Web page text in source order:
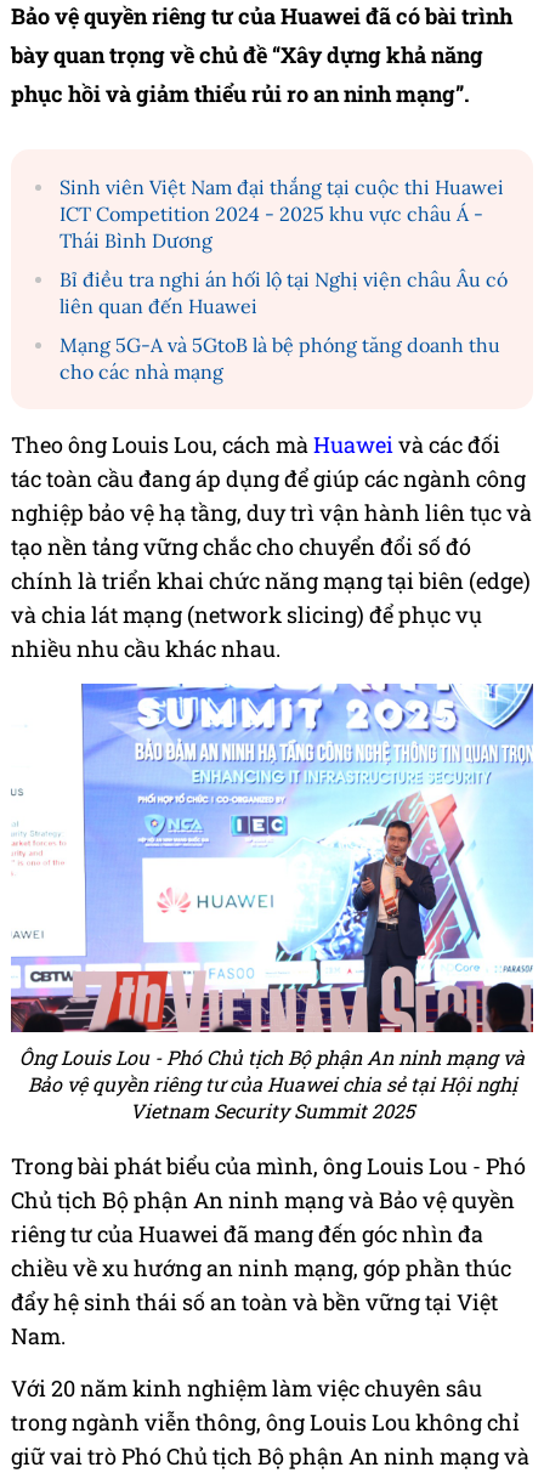
Bảo vệ quyền riêng tư của Huawei đã có bài trình
bày quan trọng về chủ đề “Xây dựng khả năng
phục hồi và giảm thiểu rủi ro an ninh mạng”.
Sinh viên Việt Nam đại thắng tại cuộc thi Huawei
ICT Competition 2024 - 2025 khu vực châu Á -
Thái Bình Dương
Bỉ điều tra nghi án hối lộ tại Nghị viện châu Âu có
liên quan đến Huawei
Mạng 5G-A và 5GtoB là bệ phóng tăng doanh thu
cho các nhà mạng
Theo ông Louis Lou, cách màHuaweivà các đối
tác toàn cầu đang áp dụng để giúp các ngành công
nghiệp bảo vệ hạ tầng, duy trì vận hành liên tục và
tạo nền tảng vững chắc cho chuyển đổi số đó
chính là triển khai chức năng mạng tại biên (edge)
và chia lát mạng (network slicing) để phục vụ
nhiều nhu cầu khác nhau.
Ông Louis Lou - Phó Chủ tịch Bộ phận An ninh mạng và
Bảo vệ quyền riêng tư của Huawei chia sẻ tại Hội nghị
Vietnam Security Summit 2025
Trong bài phát biểu của mình, ông Louis Lou - Phó
Chủ tịch Bộ phận An ninh mạng và Bảo vệ quyền
riêng tư của Huawei đã mang đến góc nhìn đa
chiều về xu hướng an ninh mạng, góp phần thúc
đẩy hệ sinh thái số an toàn và bền vững tại Việt
Nam.
Với 20 năm kinh nghiệm làm việc chuyên sâu
trong ngành viễn thông, ông Louis Lou không chỉ
giữ vai trò Phó Chủ tịch Bộ phận An ninh mạng và